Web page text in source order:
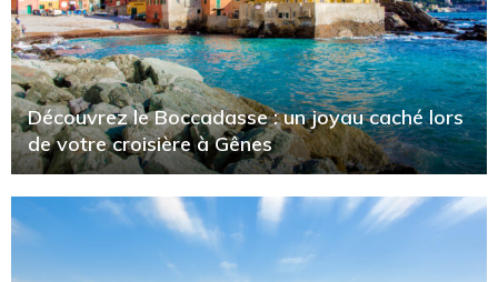
Découvrez le Boccadasse : un joyau caché lors
de votre croisière à Gênes